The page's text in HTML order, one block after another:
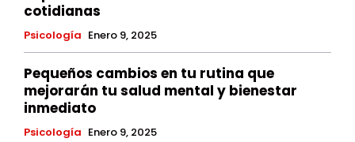
cotidianas
Psicología Enero 9, 2025
Pequeños cambios en tu rutina que
mejorarán tu salud mental y bienestar
inmediato
Psicología Enero 9, 2025